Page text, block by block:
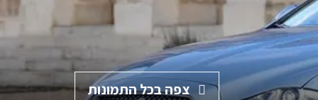
צפה בכל התמונות